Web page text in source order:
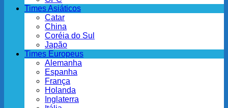
Times Asiáticos
Catar
China
Coréia do Sul
Japão
Times Europeus
Alemanha
Espanha
França
Holanda
Inglaterra